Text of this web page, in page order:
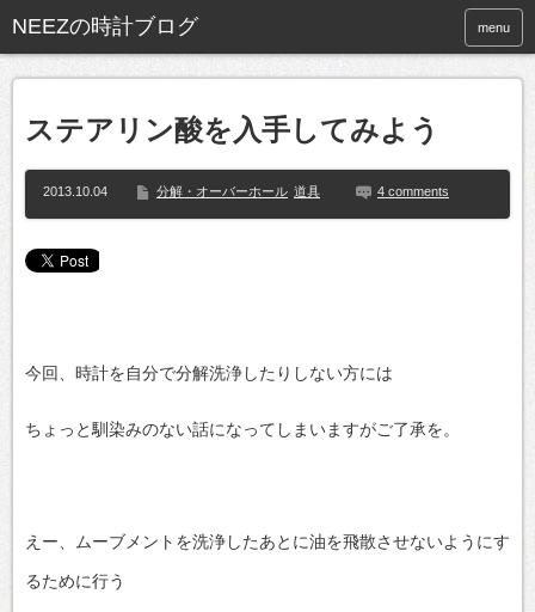
NEEZの時計ブログ menu
ステアリン酸を入手してみよう
2013.10.04 分解・オーバーホール 道具 4 comments
今回、時計を自分で分解洗浄したりしない方には
ちょっと馴染みのない話になってしまいますがご了承を。
えー、ムーブメントを洗浄したあとに油を飛散させないようにす
るために行う